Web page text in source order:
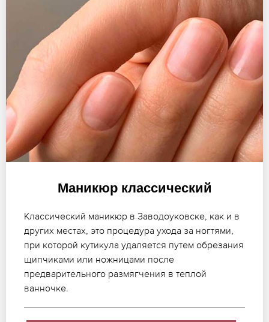
Маникюр классический
Классический маникюр в Заводоуковске, как и в
других местах, это процедура ухода за ногтями,
при которой кутикула удаляется путем обрезания
щипчиками или ножницами после
предварительного размягчения в теплой
ванночке.